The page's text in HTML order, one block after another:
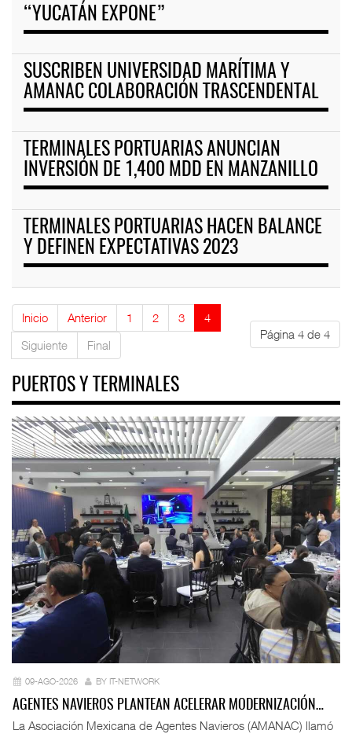
“YUCATÁN EXPONE”
SUSCRIBEN UNIVERSIDAD MARÍTIMA Y
AMANAC COLABORACIÓN TRASCENDENTAL
TERMINALES PORTUARIAS ANUNCIAN
INVERSIÓN DE 1,400 MDD EN MANZANILLO
TERMINALES PORTUARIAS HACEN BALANCE
Y DEFINEN EXPECTATIVAS 2023
Página 4 de 4
Inicio Anterior 1 2 3
4
Siguiente
Final
PUERTOS Y TERMINALES
09-AGO-2026 BY IT-NETWORK
AGENTES NAVIEROS PLANTEAN ACELERAR MODERNIZACIÓN…
La Asociación Mexicana de Agentes Navieros (AMANAC) llamó